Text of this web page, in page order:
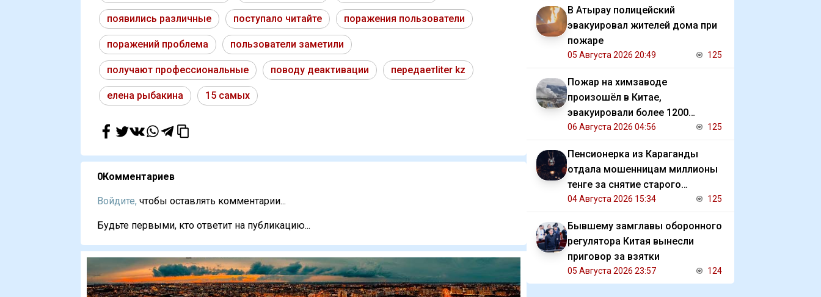
появились различные поступало читайте поражения пользователи
поражений проблема пользователи заметили
получают профессиональные поводу деактивации передаетliter kz
елена рыбакина 15 самых
0Комментариев
Войдите, чтобы оставлять комментарии...
Будьте первыми, кто ответит на публикацию...
В Атырау полицейский
эвакуировал жителей дома при
пожаре
05 Августа 2026 20:49 125
Пожар на химзаводе
произошёл в Китае,
эвакуировали более 1200
человек
06 Августа 2026 04:56 125
Пенсионерка из Караганды
отдала мошенницам миллионы
тенге за снятие старого
проклятия
04 Августа 2026 15:34 125
Бывшему замглавы оборонного
регулятора Китая вынесли
приговор за взятки
05 Августа 2026 23:57 124